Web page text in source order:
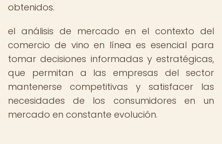
obtenidos.
el análisis de mercado en el contexto del
comercio de vino en línea es esencial para
tomar decisiones informadas y estratégicas,
que permitan a las empresas del sector
mantenerse competitivas y satisfacer las
necesidades de los consumidores en un
mercado en constante evolución.